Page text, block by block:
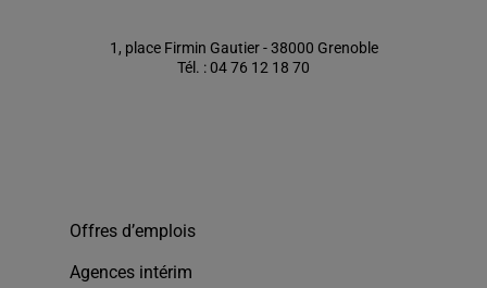
1, place Firmin Gautier - 38000 Grenoble
Tél. : 04 76 12 18 70
Offres d’emplois
Agences intérim